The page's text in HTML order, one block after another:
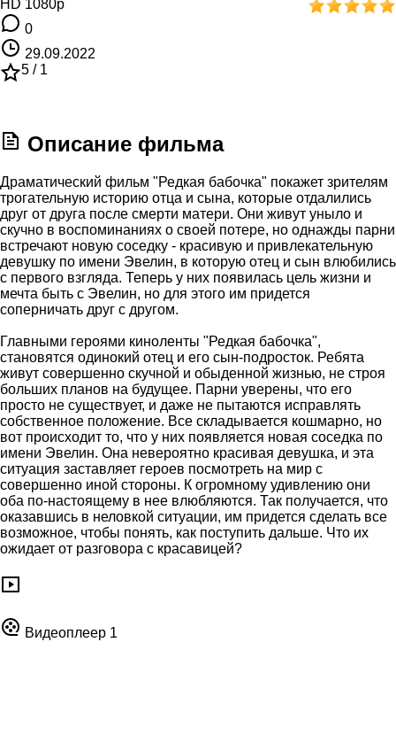
HD 1080p
0
29.09.2022
5 / 1
Описание фильма
Драматический фильм "Редкая бабочка" покажет зрителям
трогательную историю отца и сына, которые отдалились
друг от друга после смерти матери. Они живут уныло и
скучно в воспоминаниях о своей потере, но однажды парни
встречают новую соседку - красивую и привлекательную
девушку по имени Эвелин, в которую отец и сын влюбились
с первого взгляда. Теперь у них появилась цель жизни и
мечта быть с Эвелин, но для этого им придется
соперничать друг с другом.
Главными героями киноленты "Редкая бабочка",
становятся одинокий отец и его сын-подросток. Ребята
живут совершенно скучной и обыденной жизнью, не строя
больших планов на будущее. Парни уверены, что его
просто не существует, и даже не пытаются исправлять
собственное положение. Все складывается кошмарно, но
вот происходит то, что у них появляется новая соседка по
имени Эвелин. Она невероятно красивая девушка, и эта
ситуация заставляет героев посмотреть на мир с
совершенно иной стороны. К огромному удивлению они
оба по-настоящему в нее влюбляются. Так получается, что
оказавшись в неловкой ситуации, им придется сделать все
возможное, чтобы понять, как поступить дальше. Что их
ожидает от разговора с красавицей?
Видеоплеер 1